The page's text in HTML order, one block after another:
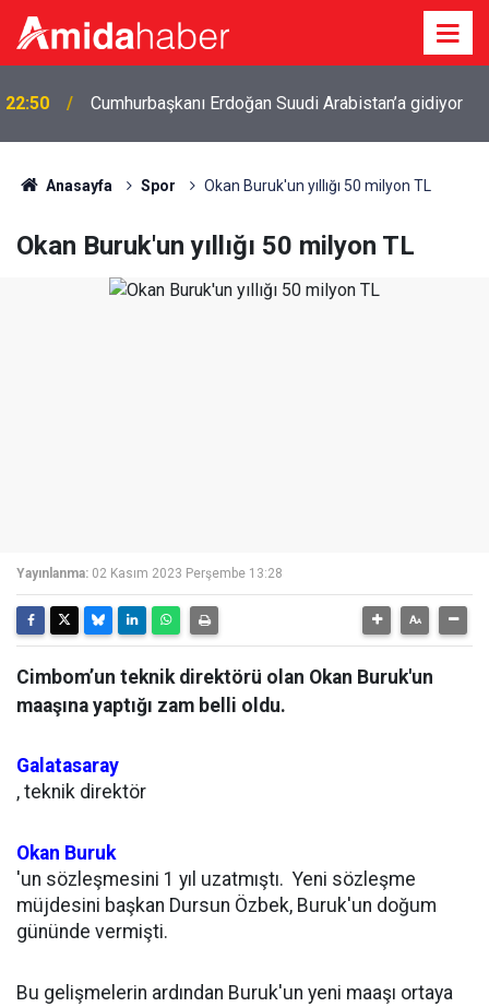
22:50 Cumhurbaşkanı Erdoğan Suudi Arabistan’a gidiyor
Anasayfa Spor Okan Buruk'un yıllığı 50 milyon TL
Okan Buruk'un yıllığı 50 milyon TL
Yayınlanma: 02 Kasım 2023 Perşembe 13:28
Cimbom’un teknik direktörü olan Okan Buruk'un
maaşına yaptığı zam belli oldu.
Galatasaray
, teknik direktör
Okan Buruk
'un sözleşmesini 1 yıl uzatmıştı. Yeni sözleşme
müjdesini başkan Dursun Özbek, Buruk'un doğum
gününde vermişti.
Bu gelişmelerin ardından Buruk'un yeni maaşı ortaya